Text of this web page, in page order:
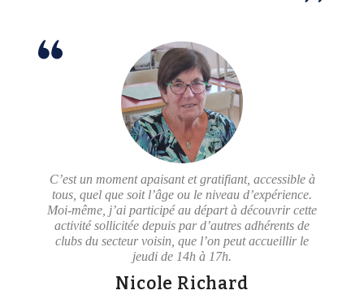
C’est un moment apaisant et gratifiant, accessible à
tous, quel que soit l’âge ou le niveau d’expérience.
Moi-même, j’ai participé au départ à découvrir cette
activité sollicitée depuis par d’autres adhérents de
clubs du secteur voisin, que l’on peut accueillir le
jeudi de 14h à 17h.
Nicole Richard